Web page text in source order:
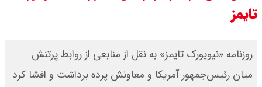
به ایران باز شود آن را قطع می‌کنیم +
ویدیو
تایمز
روزنامه «نیویورک تایمز» به نقل از منابعی از روابط پرتنش
میان رئیس‌جمهور آمریکا و معاونش پرده برداشت و افشا کرد